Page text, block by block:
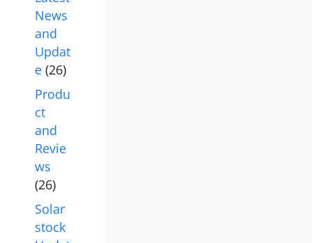
News
and
Updat
e (26)
Produ
ct
and
Revie
ws
(26)
Solar
stock